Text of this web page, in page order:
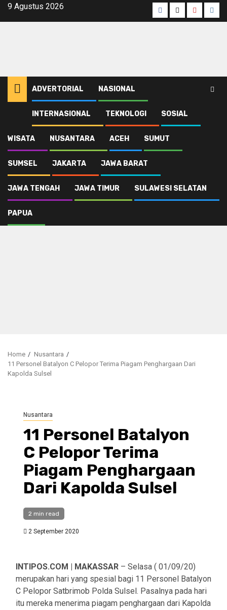
Skip9 Agustus 2026 Facebook
TwitterYoutube
ADVERTORIAL NASIONAL
INTERNASIONAL TEKNOLOGI SOSIAL
WISATA NUSANTARA ACEH SUMUT
SUMSEL JAKARTA JAWA BARAT
JAWA TENGAH JAWA TIMUR SULAWESI SELATAN
PAPUA
Home
Nusantara
11 Personel Batalyon C Pelopor Terima Piagam Penghargaan Dari
Kapolda Sulsel
Nusantara
11 Personel Batalyon
C Pelopor Terima
Piagam Penghargaan
Dari Kapolda Sulsel
2 min read
2 September 2020
INTIPOS.COM | MAKASSAR – Selasa ( 01/09/20)
merupakan hari yang spesial bagi 11 Personel Batalyon
C Pelopor Satbrimob Polda Sulsel. Pasalnya pada hari
itu mereka menerima piagam penghargaan dari Kapolda